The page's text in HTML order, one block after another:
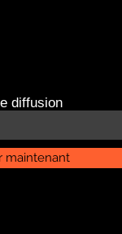
diffusion
maintenant